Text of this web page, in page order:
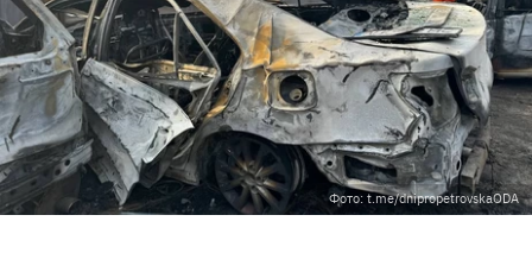
Фото: t.me/dnipropetrovskaODA